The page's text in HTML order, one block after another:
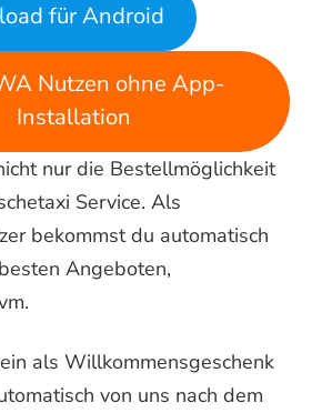
für Android
Nutzen ohne App-
Installation
nur die Bestellmöglichkeit
Service. Als
bekommst du automatisch
Angeboten,
als Willkommensgeschenk
von uns nach dem